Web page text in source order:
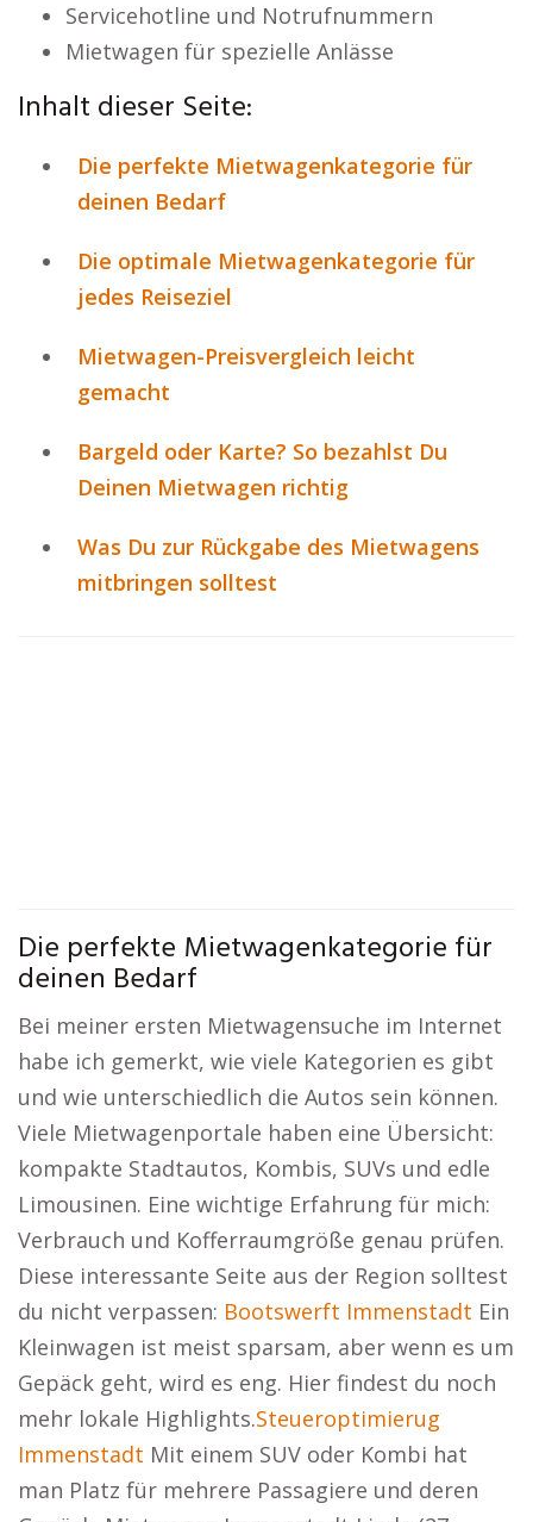
Servicehotline und Notrufnummern
Mietwagen für spezielle Anlässe
Inhalt dieser Seite:
Die perfekte Mietwagenkategorie für
deinen Bedarf
Die optimale Mietwagenkategorie für
jedes Reiseziel
Mietwagen-Preisvergleich leicht
gemacht
Bargeld oder Karte? So bezahlst Du
Deinen Mietwagen richtig
Was Du zur Rückgabe des Mietwagens
mitbringen solltest
Die perfekte Mietwagenkategorie für
deinen Bedarf
Bei meiner ersten Mietwagensuche im Internet
habe ich gemerkt, wie viele Kategorien es gibt
und wie unterschiedlich die Autos sein können.
Viele Mietwagenportale haben eine Übersicht:
kompakte Stadtautos, Kombis, SUVs und edle
Limousinen. Eine wichtige Erfahrung für mich:
Verbrauch und Kofferraumgröße genau prüfen.
Diese interessante Seite aus der Region solltest
du nicht verpassen: Bootswerft Immenstadt Ein
Kleinwagen ist meist sparsam, aber wenn es um
Gepäck geht, wird es eng. Hier findest du noch
mehr lokale Highlights.Steueroptimierug
Immenstadt Mit einem SUV oder Kombi hat
man Platz für mehrere Passagiere und deren